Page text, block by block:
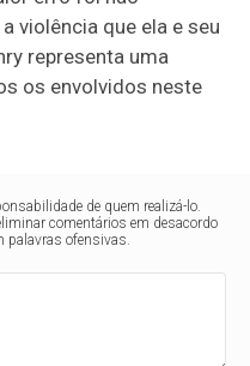
violência que ela e seu
representa uma
os envolvidos neste
de quem realizá-lo.
comentários em desacordo
palavras ofensivas.